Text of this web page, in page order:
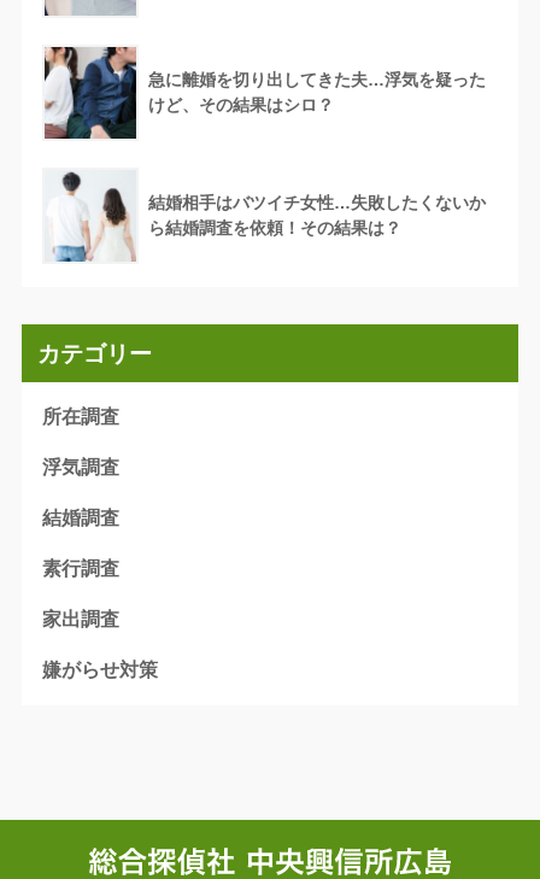
急に離婚を切り出してきた夫…浮気を疑った
けど、その結果はシロ？
結婚相手はバツイチ女性…失敗したくないか
ら結婚調査を依頼！その結果は？
カテゴリー
所在調査
浮気調査
結婚調査
素行調査
家出調査
嫌がらせ対策